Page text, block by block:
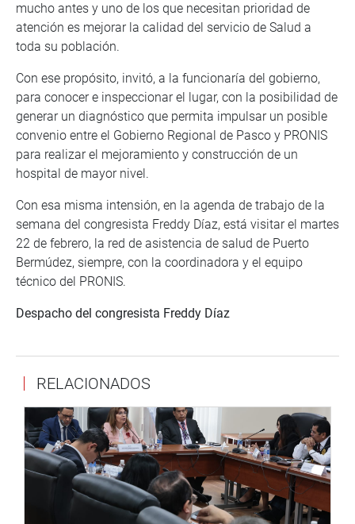
mucho antes y uno de los que necesitan prioridad de
atención es mejorar la calidad del servicio de Salud a
toda su población.
Con ese propósito, invitó, a la funcionaría del gobierno,
para conocer e inspeccionar el lugar, con la posibilidad de
generar un diagnóstico que permita impulsar un posible
convenio entre el Gobierno Regional de Pasco y PRONIS
para realizar el mejoramiento y construcción de un
hospital de mayor nivel.
Con esa misma intensión, en la agenda de trabajo de la
semana del congresista Freddy Díaz, está visitar el martes
22 de febrero, la red de asistencia de salud de Puerto
Bermúdez, siempre, con la coordinadora y el equipo
técnico del PRONIS.
Despacho del congresista Freddy Díaz
RELACIONADOS